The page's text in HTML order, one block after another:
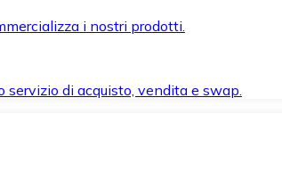
i nostri prodotti.
di acquisto, vendita e swap.